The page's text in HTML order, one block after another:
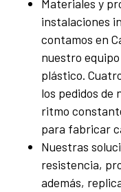
Materiales y
instalaciones
contamos en
nuestro
plástico.
los pedidos de
ritmo
para fabricar
Nuestras
resistencia,
además,